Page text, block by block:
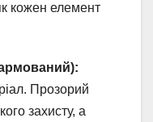
кожен елемент
Прозорий
захисту, а